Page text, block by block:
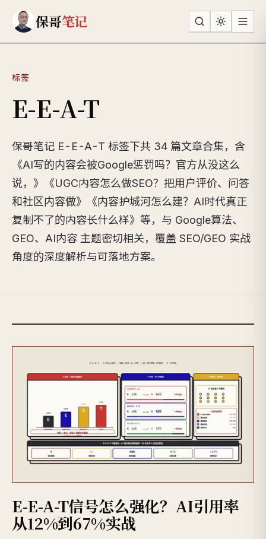
保哥笔记
标签
E-E-A-T
保哥笔记 E-E-A-T 标签下共 34 篇文章合集，含
《AI写的内容会被Google惩罚吗？官方从没这么
说，》《UGC内容怎么做SEO？把用户评价、问答
和社区内容做》《内容护城河怎么建？AI时代真正
复制不了的内容长什么样》等，与 Google算法、
GEO、AI内容 主题密切相关，覆盖 SEO/GEO 实战
角度的深度解析与可落地方案。
E-E-A-T信号怎么强化？AI引用率
从12%到67%实战